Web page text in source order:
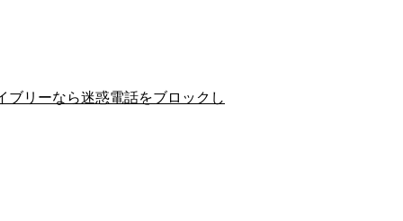
ブリーなら迷惑電話をブロックし